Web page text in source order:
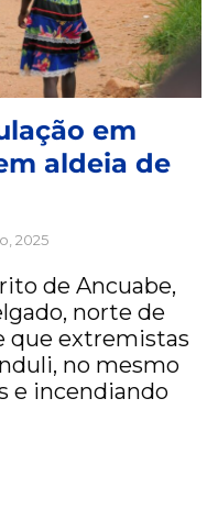
em
aldeia de
2025
de Ancuabe,
norte de
que extremistas
no mesmo
e incendiando